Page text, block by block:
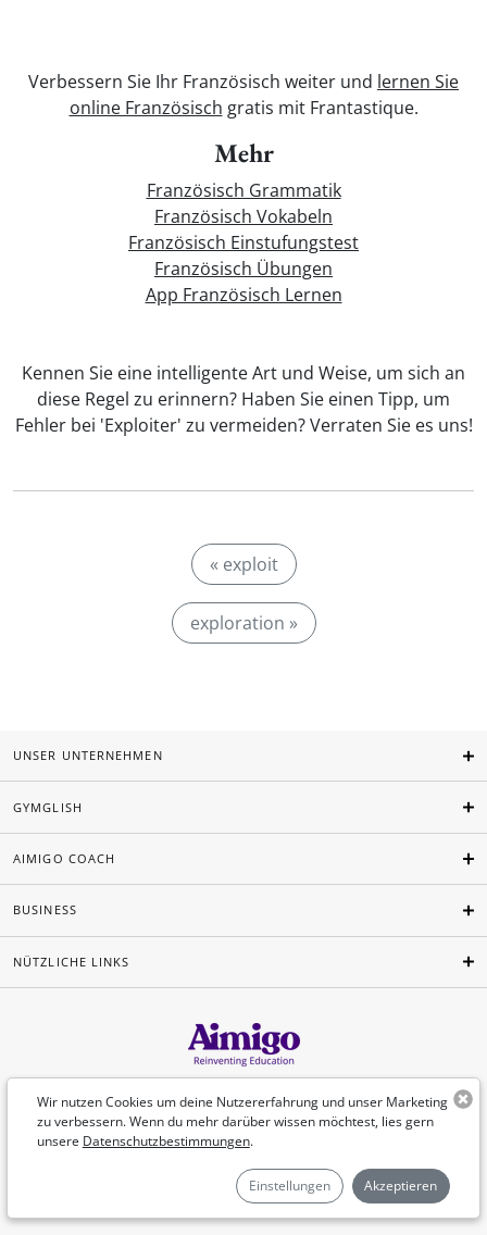
Verbessern Sie Ihr Französisch weiter und lernen Sie
online Französisch gratis mit Frantastique.
Mehr
Französisch Grammatik
Französisch Vokabeln
Französisch Einstufungstest
Französisch Übungen
App Französisch Lernen
Kennen Sie eine intelligente Art und Weise, um sich an
diese Regel zu erinnern? Haben Sie einen Tipp, um
Fehler bei 'Exploiter' zu vermeiden? Verraten Sie es uns!
« exploit
exploration »
Wir nutzen Cookies um deine Nutzererfahrung und unser Marketing
zu verbessern. Wenn du mehr darüber wissen möchtest, lies gern
unsere Datenschutzbestimmungen.
Einstellungen Akzeptieren
UNSER UNTERNEHMEN
GYMGLISH
AIMIGO COACH
BUSINESS
NÜTZLICHE LINKS
Deutsch
©Aimigo 2026